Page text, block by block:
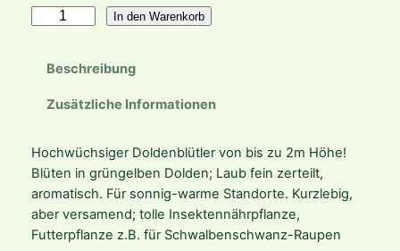
l
u
m
v
u
In den Warenkorb
Beschreibung
Zusätzliche Informationen
Hochwüchsiger Doldenblütler von bis zu 2m Höhe!
Blüten in grüngelben Dolden; Laub fein zerteilt,
aromatisch. Für sonnig-warme Standorte. Kurzlebig,
aber versamend; tolle Insektennährpflanze,
Futterpflanze z.B. für Schwalbenschwanz-Raupen